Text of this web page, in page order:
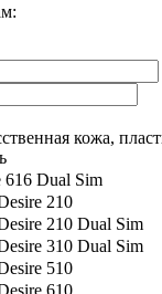
кожа,
616 Dual Sim
210
210 Dual Sim
310 Dual Sim
510
610